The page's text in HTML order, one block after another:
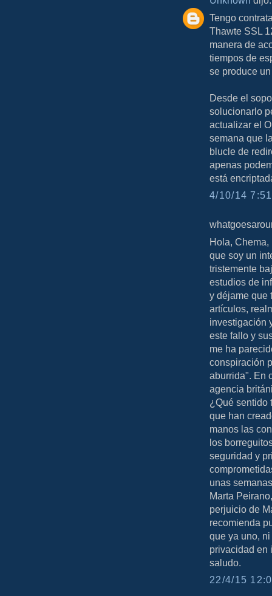
Tengo
Thawte SSL
manera de
tiempos de
se produce
Desde el
solucionarlo
actualizar el
semana que
blucle de
apenas
está
4/10/14
Hola,
que soy un
tristemente
estudios de
y déjame que
artículos,
investigación
este fallo y
me ha
conspiración
aburrida". En
agencia
¿Qué sentido
que han
manos las
los
seguridad y
unas
Marta
perjuicio de
recomienda
que ya uno,
privacidad en
saludo.
22/4/15